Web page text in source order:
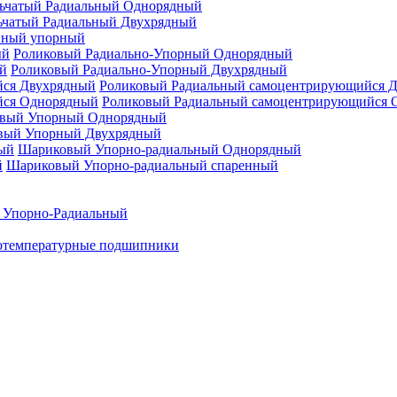
Радиальный Однорядный
Радиальный Двухрядный
упорный
Роликовый Радиально-Упорный Однорядный
Роликовый Радиально-Упорный Двухрядный
Роликовый Радиальный самоцентрирующийся
Роликовый Радиальный самоцентрирующийся
Упорный Однорядный
Упорный Двухрядный
Шариковый Упорно-радиальный Однорядный
Шариковый Упорно-радиальный спаренный
Радиальный
подшипники